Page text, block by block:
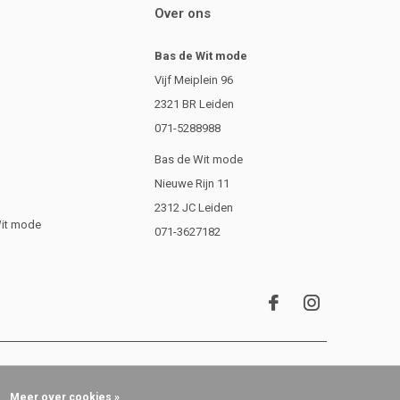
mode
Over ons
Bas de Wit mode
Vijf Meiplein 96
2321 BR Leiden
071-5288988
Bas de Wit mode
Nieuwe Rijn 11
2312 JC Leiden
071-3627182
Meer over cookies »